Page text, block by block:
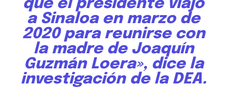
que el presidente viajó
a Sinaloa en marzo de
2020 para reunirse con
la madre de Joaquín
Guzmán Loera», dice la
investigación de la DEA.